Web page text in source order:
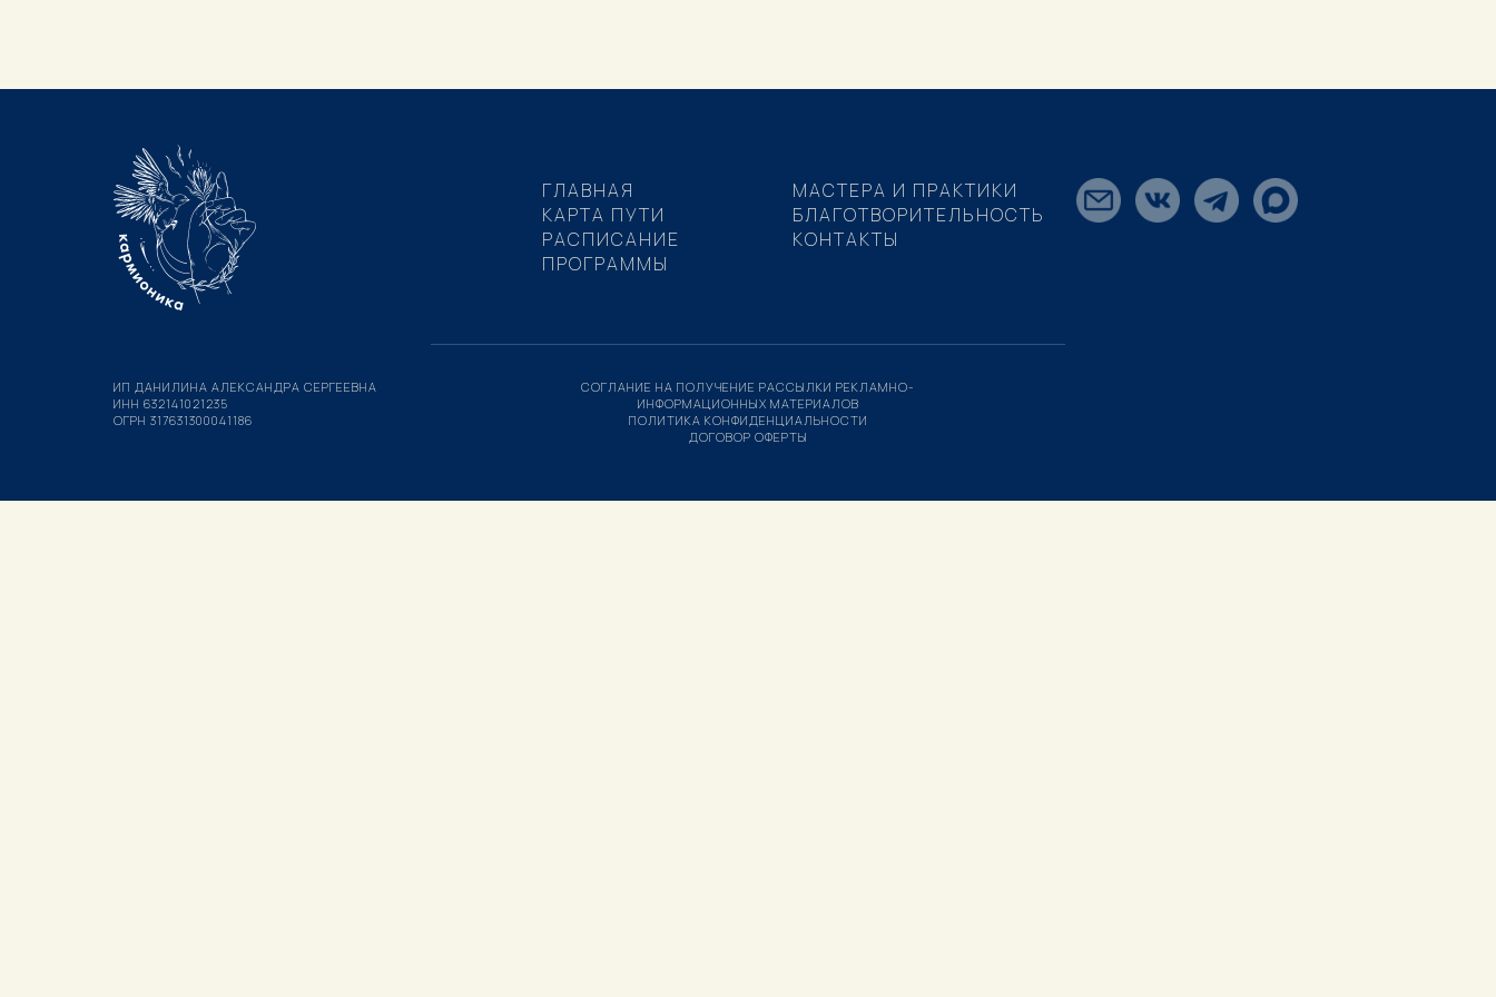
ГЛАВНАЯ
КАРТА ПУТИ
РАСПИСАНИЕ
ПРОГРАММЫ
МАСТЕРА И ПРАКТИКИ
БЛАГОТВОРИТЕЛЬНОСТЬ
КОНТАКТЫ
ИП ДАНИЛИНА АЛЕКСАНДРА СЕРГЕЕВНА
ИНН 632141021235
ОГРН 317631300041186
СОГЛАНИЕ НА ПОЛУЧЕНИЕ РАССЫЛКИ РЕКЛАМНО-
ИНФОРМАЦИОННЫХ МАТЕРИАЛОВ
ПОЛИТИКА КОНФИДЕНЦИАЛЬНОСТИ
ДОГОВОР ОФЕРТЫ